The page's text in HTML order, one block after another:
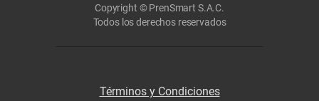
Copyright © PrenSmart S.A.C.
Todos los derechos reservados
Términos y Condiciones